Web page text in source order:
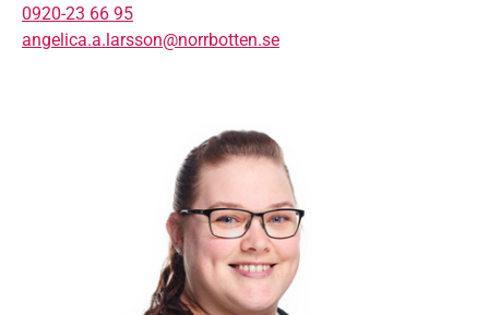
0920-23 66 95
angelica.a.larsson@norrbotten.se